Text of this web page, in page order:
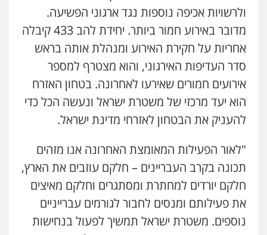
ולרשויות אכיפה נוספות נגד ארגוני הפשיעה.
מדובר באירוע חמור ביותר. יחידת להב 433 קיבלה
אחריות על חקירת האירוע ומנהלת אותה בראש
סדר העדיפות האירגוני, והוא מצטרף למספר
אירועים חמורים שאירעו לאחרונה. בטחון האזרח
הוא יעד מרכזי של משטרת ישראל ונעשה הכל כדי
להעניק את הבטחון לאזרחי מדינת ישראל.
"לאור הפעילות המאומצת האחרונה אנו מזהים
תכונה בקרב העבריינים – חלקם עוזבים את הארץ,
חלקם יורדים למחתרת ומסתגרים וחלקם מאיצים
את פעילותם ומנסים לחבור לגורמים עברייניים
נוספים. משטרת ישראל תמשיך לפעול בנחישות